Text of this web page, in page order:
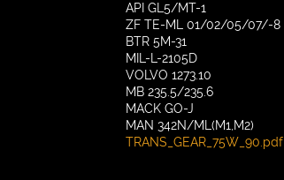
API GL5/MT-1
ZF TE-ML 01/02/05/07/-8
BTR 5M-31
MIL-L-2105D
VOLVO 1273.10
MB 235.5/235.6
MACK GO-J
MAN 342N/ML(M1,M2)
TRANS_GEAR_75W_90.pdf